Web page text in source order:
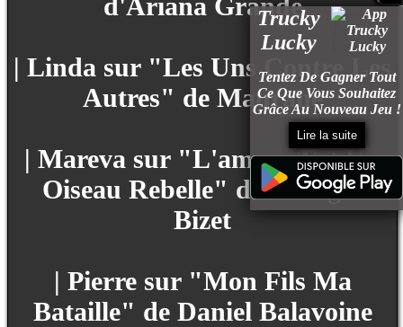
Trucky
Lucky
Tentez De Gagner Tout
Ce Que Vous Souhaitez
Grâce Au Nouveau Jeu !
Lire la suite
| Linda sur "Les Uns Contre Les
Autres" de Maurane
| Mareva sur "L'amour Est Un
Oiseau Rebelle" de Georges
Bizet
| Pierre sur "Mon Fils Ma
Bataille" de Daniel Balavoine